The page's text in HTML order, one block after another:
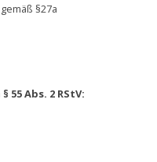
§27a
Abs. 2 RStV: